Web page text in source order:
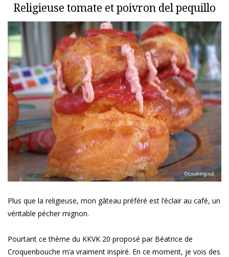
Religieuse tomate et poivron del pequillo
Plus que la religieuse, mon gâteau préféré est l’éclair au café, un
véritable pécher mignon.
Pourtant ce thème du KKVK 20 proposé par Béatrice de
Croquenbouche m’a vraiment inspiré. En ce moment, je vois des